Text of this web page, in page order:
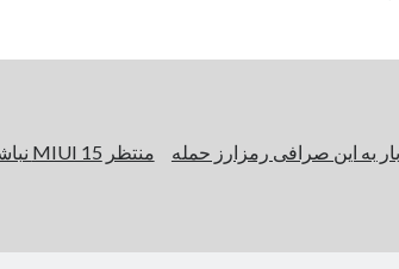
هزار بار به این صرافی رمزارز حمله